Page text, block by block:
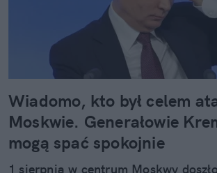
Wiadomo, kto był celem
Moskwie. Generałowie
mogą spać spokojnie
1 sierpnia w centrum Moskwy